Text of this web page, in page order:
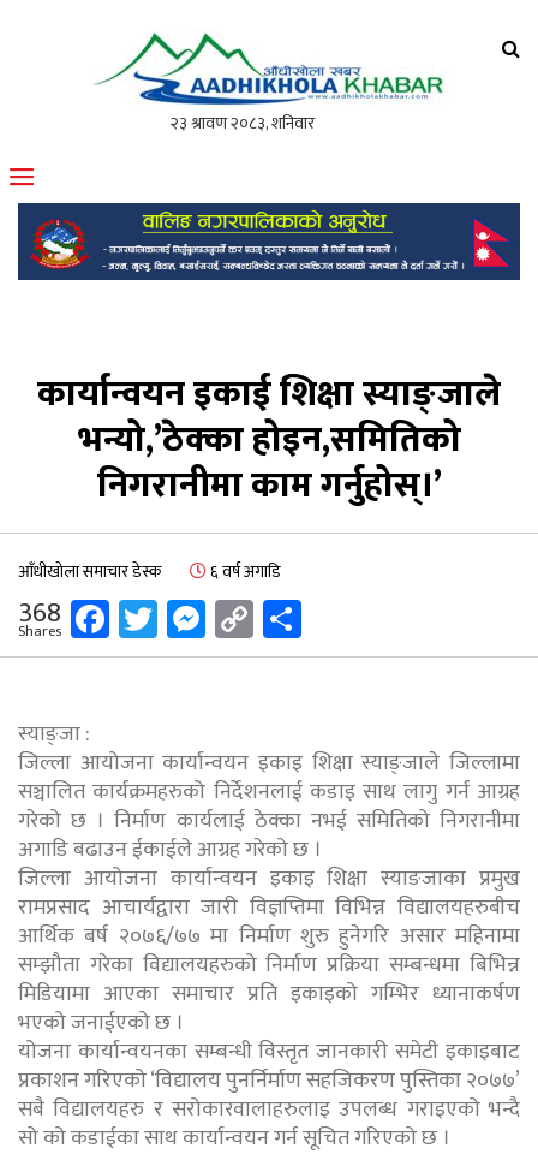
मोफसलकै लोकप्रिय अनलाइन पत्रिका
कार्यान्वयन इकाई शिक्षा स्याङ्जाले
भन्यो,’ठेक्का होइन,समितिको
निगरानीमा काम गर्नुहोस्।’
आँधीखोला समाचार डेस्क ६ वर्ष अगाडि
368
Shares Facebook
Twitter
Messenger
Copy
Link
स्याङ्जा :
जिल्ला आयोजना कार्यान्वयन इकाइ शिक्षा स्याङ्जाले जिल्लामा
सञ्चालित कार्यक्रमहरुको निर्देशनलाई कडाइ साथ लागु गर्न आग्रह
गरेको छ । निर्माण कार्यलाई ठेक्का नभई समितिको निगरानीमा
अगाडि बढाउन ईकाईले आग्रह गरेको छ ।
जिल्ला आयोजना कार्यान्वयन इकाइ शिक्षा स्याङजाका प्रमुख
रामप्रसाद आचार्यद्वारा जारी विज्ञप्तिमा विभिन्न विद्यालयहरुबीच
आर्थिक बर्ष २०७६/७७ मा निर्माण शुरु हुनेगरि असार महिनामा
सम्झौता गरेका विद्यालयहरुको निर्माण प्रक्रिया सम्बन्धमा बिभिन्न
मिडियामा आएका समाचार प्रति इकाइको गम्भिर ध्यानाकर्षण
भएको जनाईएको छ ।
योजना कार्यान्वयनका सम्बन्धी विस्तृत जानकारी समेटी इकाइबाट
प्रकाशन गरिएको ‘विद्यालय पुनर्निर्माण सहजिकरण पुस्तिका २०७७’
सबै विद्यालयहरु र सरोकारवालाहरुलाइ उपलब्ध गराइएको भन्दै
सो को कडाईका साथ कार्यान्वयन गर्न सूचित गरिएको छ ।